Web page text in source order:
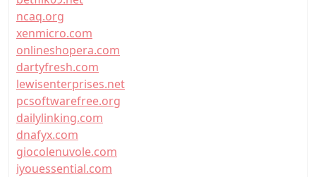
ncaq.org
xenmicro.com
onlineshopera.com
dartyfresh.com
lewisenterprises.net
pcsoftwarefree.org
dailylinking.com
dnafyx.com
giocolenuvole.com
iyouessential.com